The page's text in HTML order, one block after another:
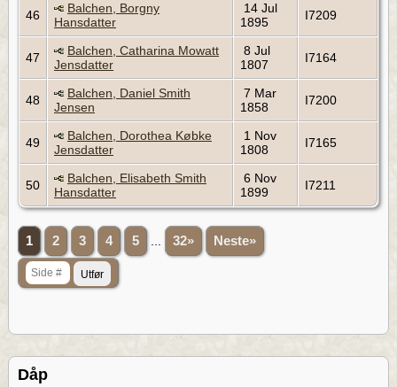
46
Balchen, Borgny
Hansdatter
14 Jul
1895
I7209
47
Balchen, Catharina Mowatt
Jensdatter
8 Jul
1807
I7164
48
Balchen, Daniel Smith
Jensen
7 Mar
1858
I7200
49
Balchen, Dorothea Købke
Jensdatter
1 Nov
1808
I7165
50
Balchen, Elisabeth Smith
Hansdatter
6 Nov
1899
I7211
1 2 3 4 5 32» Neste»
Dåp